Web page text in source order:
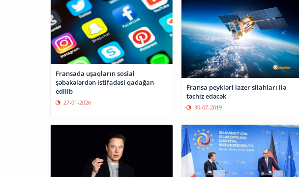
Fransada uşaqların sosial
şəbəkələrdən istifadəsi qadağan
edilib
27-01-2026
Fransa peykləri lazer silahları ilə
təchiz edəcək
30-07-2019